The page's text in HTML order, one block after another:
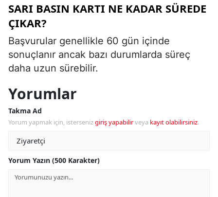
SARI BASIN KARTI NE KADAR SÜREDE
ÇIKAR?
Başvurular genellikle 60 gün içinde
sonuçlanır ancak bazı durumlarda süreç
daha uzun sürebilir.
Yorumlar
Takma Ad
Yorum yapmak için, istersenizgiriş yapabilirveya kayıt olabilirsiniz.
Yorum Yazın (500 Karakter)